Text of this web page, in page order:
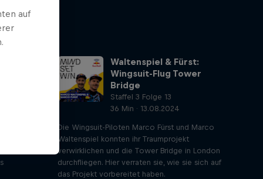
Waltenspiel & Fürst:
Wingsuit-Flug Tower
Bridge
Staffel 3 Folge 13
36 Min · 13.08.2024
Die Wingsuit-Piloten Marco Fürst und Marco
Waltenspiel konnten ihr Traumprojekt
verwirklichen und die Tower Bridge in London
durchfliegen. Hier verraten sie, wie sie sich auf
das Projekt vorbereitet haben.
auf